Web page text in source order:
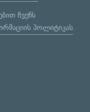
ჩვენს
პოლიტიკას.